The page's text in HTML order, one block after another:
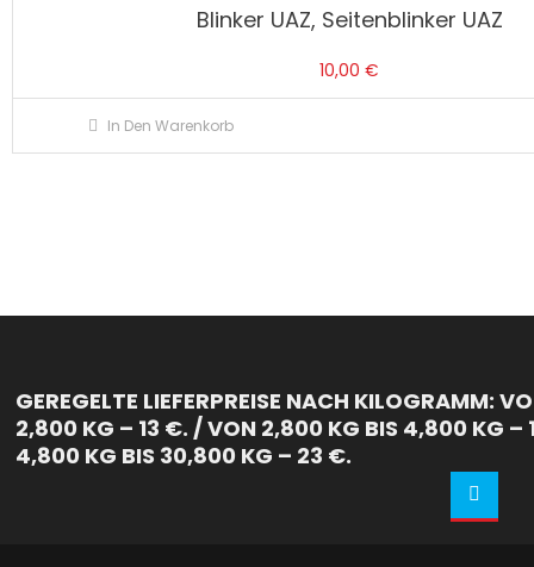
Blinker UAZ, Seitenblinker UAZ
10,00€
In Den Warenkorb
GEREGELTE LIEFERPREISE NACH KILOGRAMM:
2,800 KG – 13 €. / VON 2,800 KG BIS 4,800 KG –
4,800 KG BIS 30,800 KG – 23 €.